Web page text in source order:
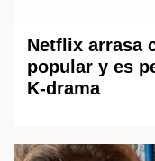
Netflix arrasa
popular y es
K-drama